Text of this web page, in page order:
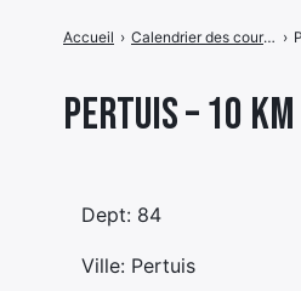
Pertuis – 10 KM
Accueil › Calendrier des courses ›
Dept: 84
Ville: Pertuis